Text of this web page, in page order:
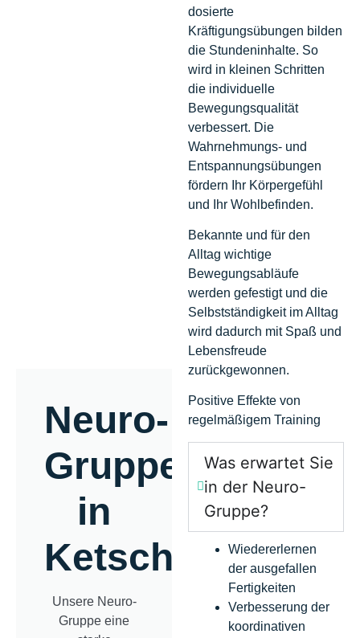
Neuro-
Gruppe
in
Ketsch
Unsere Neuro-
Gruppe eine
dosierte
Kräftigungsübungen bilden
die Stundeninhalte. So
wird in kleinen Schritten
die individuelle
Bewegungsqualität
verbessert. Die
Wahrnehmungs- und
Entspannungsübungen
fördern Ihr Körpergefühl
und Ihr Wohlbefinden.
Bekannte und für den
Alltag wichtige
Bewegungsabläufe
werden gefestigt und die
Selbstständigkeit im Alltag
wird dadurch mit Spaß und
Lebensfreude
zurückgewonnen.
Positive Effekte von
regelmäßigem Training
Was erwartet Sie
in der Neuro-
Gruppe?
Wiedererlernen
der ausgefallen
Fertigkeiten
Verbesserung der
koordinativen